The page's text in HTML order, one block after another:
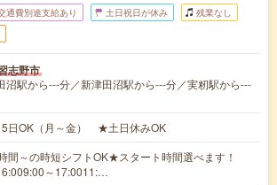
通費別途支給あり 土日祝日が休み 残業なし
志野市
沼駅から---分／新津田沼駅から---分／実籾駅から---
5日OK（月～金） ★土日休みOK
間～の時短シフトOK★スタート時間選べます！
～17:0011:…